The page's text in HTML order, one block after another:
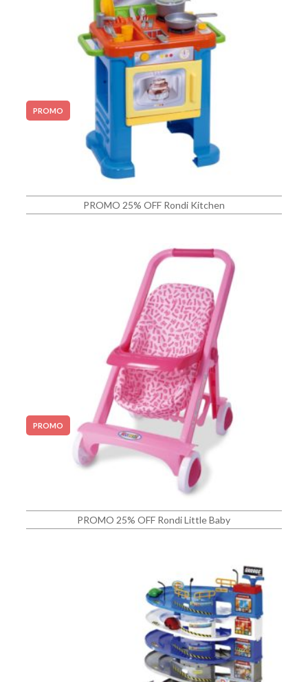
PROMO
PROMO 25% OFF Rondi Kitchen
PROMO
PROMO 25% OFF Rondi Little Baby